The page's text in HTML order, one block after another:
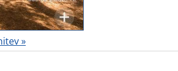
»